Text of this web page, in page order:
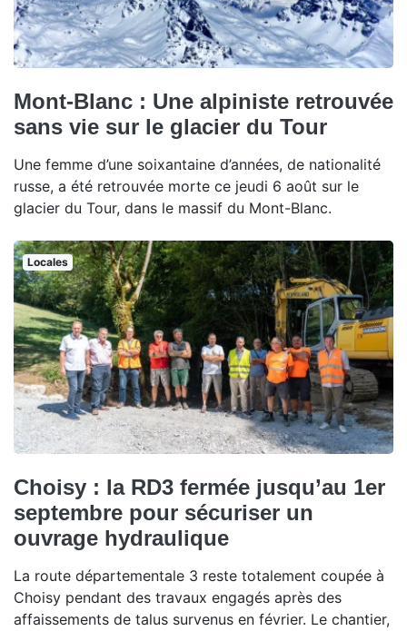
Mont-Blanc : Une alpiniste retrouvée
sans vie sur le glacier du Tour
Une femme d’une soixantaine d’années, de nationalité
russe, a été retrouvée morte ce jeudi 6 août sur le
glacier du Tour, dans le massif du Mont-Blanc.
Locales
Choisy : la RD3 fermée jusqu’au 1er
septembre pour sécuriser un
ouvrage hydraulique
La route départementale 3 reste totalement coupée à
Choisy pendant des travaux engagés après des
affaissements de talus survenus en février. Le chantier,